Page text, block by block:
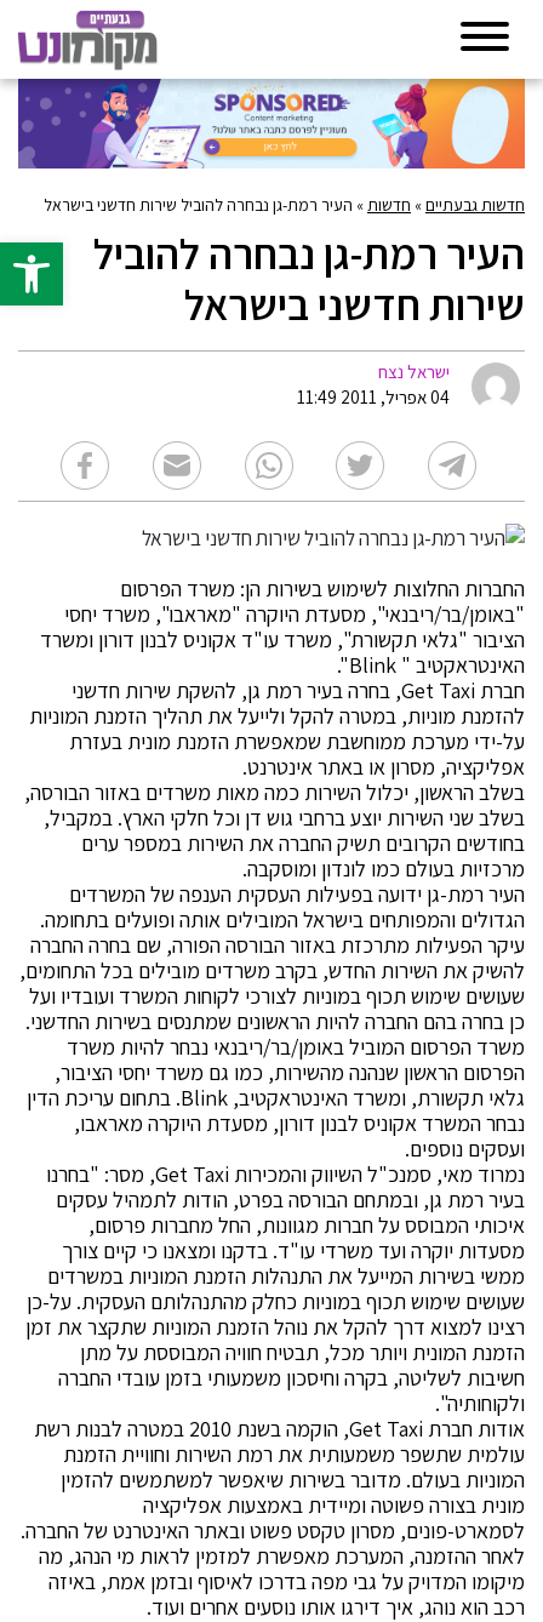
פתח
חדשות גבעתיים» חדשות » העיר רמת-גן נבחרה להוביל שירות חדשני בישראל
העיר רמת-גן נבחרה להוביל
שירות חדשני בישראל
ישראל נצח
04 אפריל, 2011 11:49
החברות החלוצות לשימוש בשירות הן: משרד הפרסום
"באומן/בר/ריבנאי", מסעדת היוקרה "מאראבו", משרד יחסי
הציבור "גלאי תקשורת", משרד עו"ד אקוניס לבנון דורון ומשרד
האינטראקטיב " Blink".
חברת Get Taxi, בחרה בעיר רמת גן, להשקת שירות חדשני
להזמנת מוניות, במטרה להקל ולייעל את תהליך הזמנת המוניות
על-ידי מערכת ממוחשבת שמאפשרת הזמנת מונית בעזרת
אפליקציה, מסרון או באתר אינטרנט.
בשלב הראשון, יכלול השירות כמה מאות משרדים באזור הבורסה,
בשלב שני השירות יוצע ברחבי גוש דן וכל חלקי הארץ. במקביל,
בחודשים הקרובים תשיק החברה את השירות במספר ערים
מרכזיות בעולם כמו לונדון ומוסקבה.
העיר רמת-גן ידועה בפעילות העסקית הענפה של המשרדים
הגדולים והמפותחים בישראל המובילים אותה ופועלים בתחומה.
עיקר הפעילות מתרכזת באזור הבורסה הפורה, שם בחרה החברה
להשיק את השירות החדש, בקרב משרדים מובילים בכל התחומים,
שעושים שימוש תכוף במוניות לצורכי לקוחות המשרד ועובדיו ועל
כן בחרה בהם החברה להיות הראשונים שמתנסים בשירות החדשני.
משרד הפרסום המוביל באומן/בר/ריבנאי נבחר להיות משרד
הפרסום הראשון שנהנה מהשירות, כמו גם משרד יחסי הציבור,
גלאי תקשורת, ומשרד האינטראקטיב, Blink. בתחום עריכת הדין
נבחר המשרד אקוניס לבנון דורון, מסעדת היוקרה מאראבו,
ועסקים נוספים.
נמרוד מאי, סמנכ"ל השיווק והמכירות Get Taxi, מסר: "בחרנו
בעיר רמת גן, ובמתחם הבורסה בפרט, הודות לתמהיל עסקים
איכותי המבוסס על חברות מגוונות, החל מחברות פרסום,
מסעדות יוקרה ועד משרדי עו"ד. בדקנו ומצאנו כי קיים צורך
ממשי בשירות המייעל את התנהלות הזמנת המוניות במשרדים
שעושים שימוש תכוף במוניות כחלק מהתנהלותם העסקית. על-כן
רצינו למצוא דרך להקל את נוהל הזמנת המוניות שתקצר את זמן
הזמנת המונית ויותר מכל, תבטיח חוויה המבוססת על מתן
חשיבות לשליטה, בקרה וחיסכון משמעותי בזמן עובדי החברה
ולקוחותיה".
אודות חברת Get Taxi, הוקמה בשנת 2010 במטרה לבנות רשת
עולמית שתשפר משמעותית את רמת השירות וחוויית הזמנת
המוניות בעולם. מדובר בשירות שיאפשר למשתמשים להזמין
מונית בצורה פשוטה ומיידית באמצעות אפליקציה
לסמארט-פונים, מסרון טקסט פשוט ובאתר האינטרנט של החברה.
לאחר ההזמנה, המערכת מאפשרת למזמין לראות מי הנהג, מה
מיקומו המדויק על גבי מפה בדרכו לאיסוף ובזמן אמת, באיזה
רכב הוא נוהג, איך דירגו אותו נוסעים אחרים ועוד.